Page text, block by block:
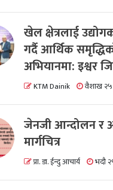
खेल क्षेत्रलाई
गर्दै आर्थिक
अभियानमा: इश्वर
KTM Dainik वैशाख २५
जेनजी आन्दोलन र
मार्गचित्र
प्रा. डा. ईन्दु आचार्य भदौ